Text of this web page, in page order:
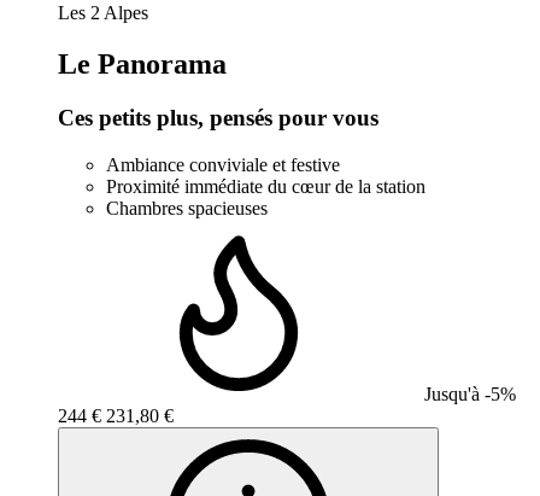
establishment.station_label:
Les 2 Alpes
Le Panorama
Ces petits plus, pensés pour vous
Ambiance conviviale et festive
Proximité immédiate du cœur de la station
Chambres spacieuses
Jusqu'à -5%
244 € 231,80 €